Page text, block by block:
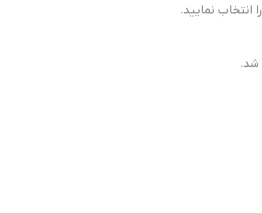
نمایید.
شد.